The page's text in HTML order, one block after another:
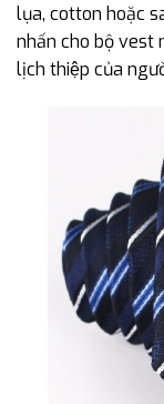
lụa, cotton hoặc
nhấn cho bộ vest
lịch thiệp của